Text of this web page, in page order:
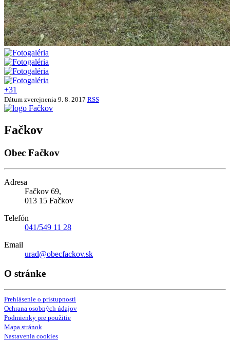
+31
Dátum zverejnenia 9. 8. 2017 RSS
Fačkov
Obec Fačkov
Adresa
Fačkov 69,
013 15 Fačkov
Telefón
041/549 11 28
Email
urad@obecfackov.sk
O stránke
Prehlásenie o prístupnosti
Ochrana osobných údajov
Podmienky pre použitie
Mapa stránok
Nastavenia cookies